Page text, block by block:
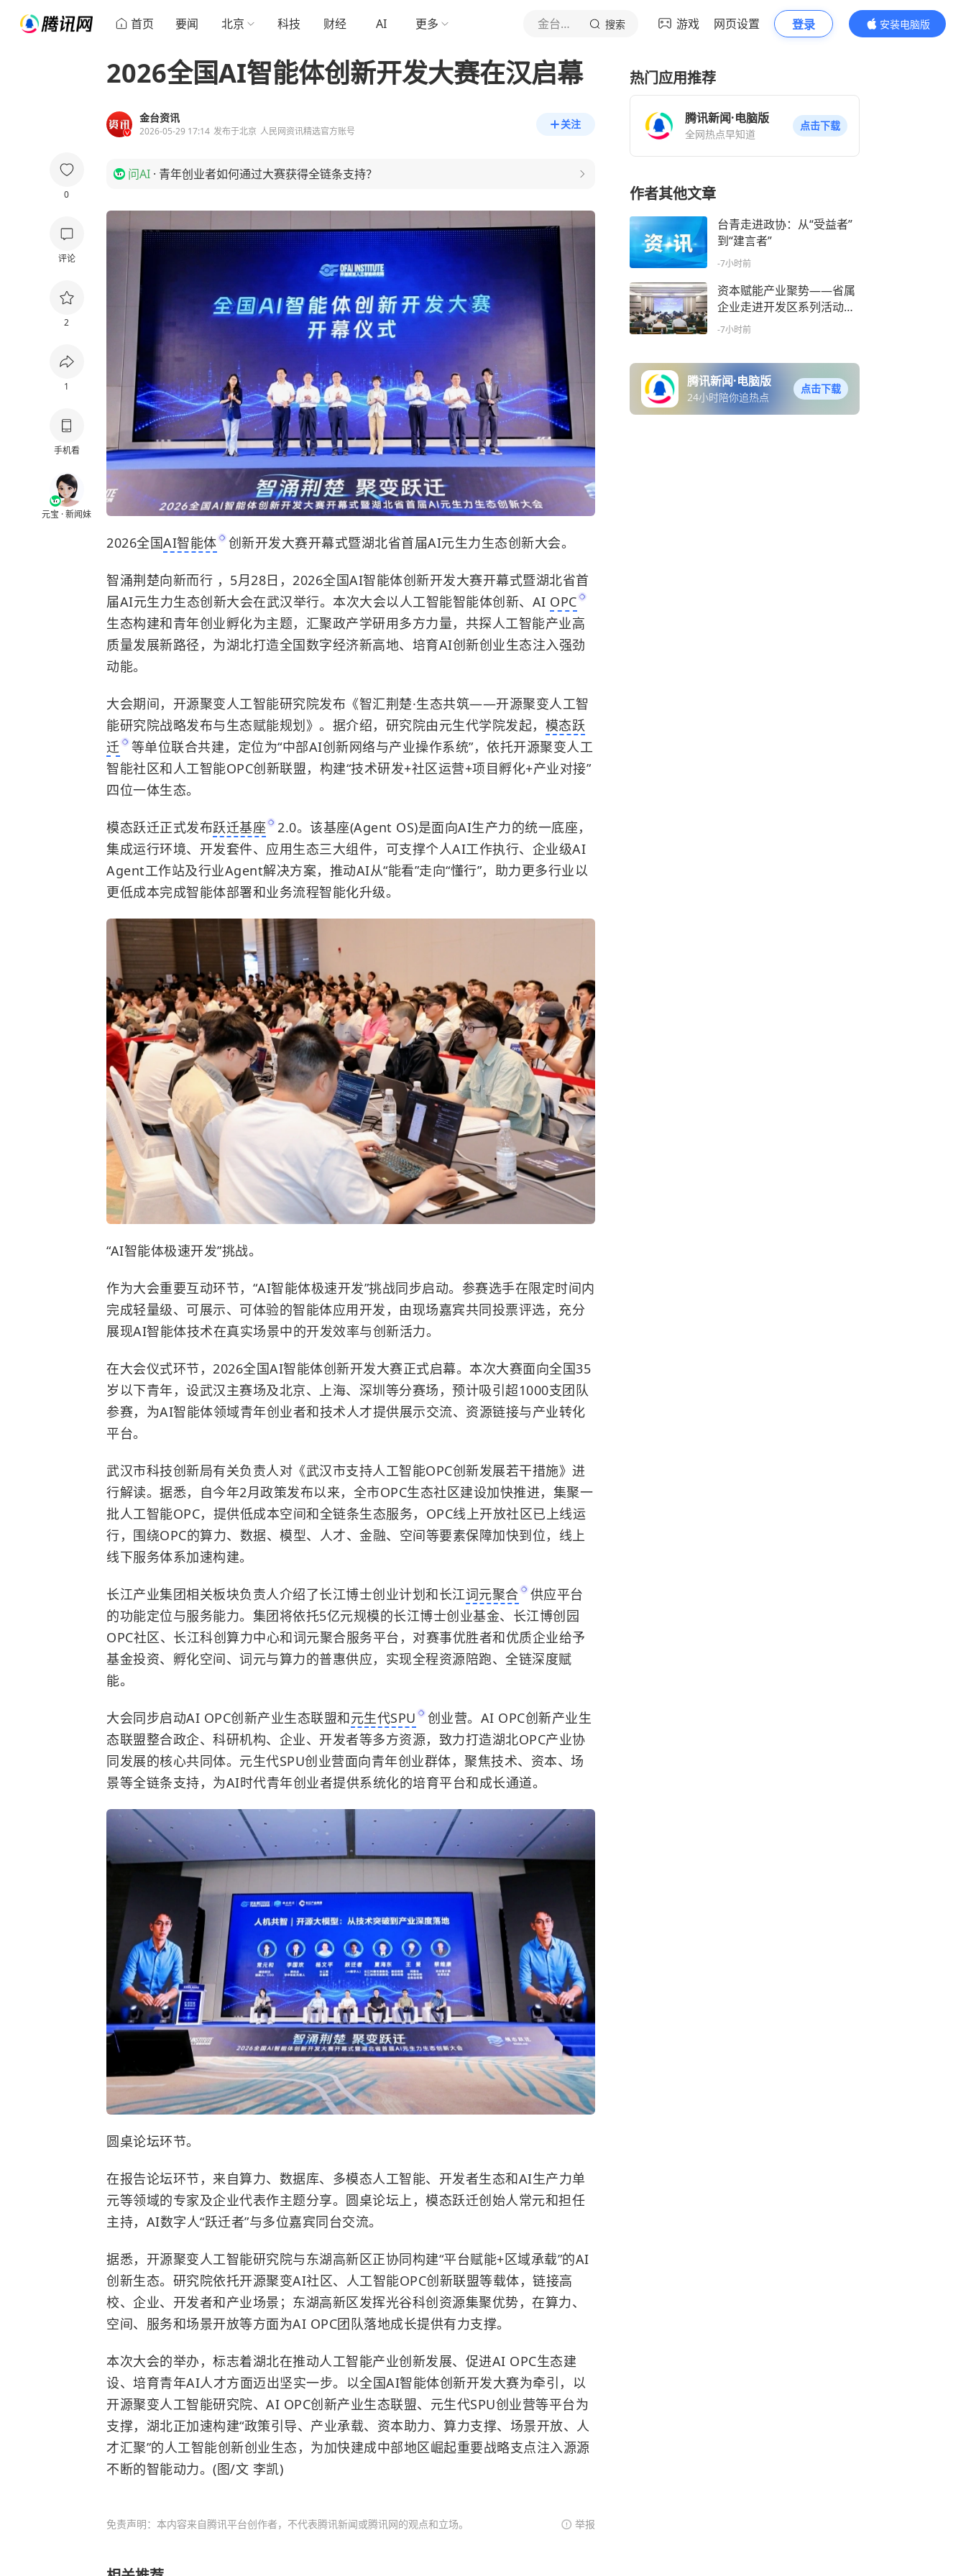
首页 要闻 北京 科技 财经 AI 更多 金台资讯 搜索 游戏 网页设置 登录
安装电脑版
内容更精彩
0
评论
2
1
手机看
元宝 · 新闻妹
2026全国AI智能体创新开发大赛在汉启幕
金台资讯
2026-05-29 17:14 发布于北京 人民网资讯精选官方账号
关注
问AI · 青年创业者如何通过大赛获得全链条支持？
2026全国AI智能体 创新开发大赛开幕式暨湖北省首届AI元生力生态创新大会。
智涌荆楚向新而行 ，5月28日，2026全国AI智能体创新开发大赛开幕式暨湖北省首
届AI元生力生态创新大会在武汉举行。本次大会以人工智能智能体创新、AI OPC
生态构建和青年创业孵化为主题，汇聚政产学研用多方力量，共探人工智能产业高
质量发展新路径，为湖北打造全国数字经济新高地、培育AI创新创业生态注入强劲
动能。
大会期间，开源聚变人工智能研究院发布《智汇荆楚·生态共筑——开源聚变人工智
能研究院战略发布与生态赋能规划》。据介绍，研究院由元生代学院发起， 模态跃
迁
等单位联合共建，定位为“中部AI创新网络与产业操作系统”，依托开源聚变人工
智能社区和人工智能OPC创新联盟，构建“技术研发+社区运营+项目孵化+产业对接”
四位一体生态。
模态跃迁正式发布跃迁基座
2.0。该基座(Agent OS)是面向AI生产力的统一底座，
集成运行环境、开发套件、应用生态三大组件，可支撑个人AI工作执行、企业级AI
Agent工作站及行业Agent解决方案，推动AI从“能看”走向“懂行”，助力更多行业以
更低成本完成智能体部署和业务流程智能化升级。
“AI智能体极速开发”挑战。
作为大会重要互动环节，“AI智能体极速开发”挑战同步启动。参赛选手在限定时间内
完成轻量级、可展示、可体验的智能体应用开发，由现场嘉宾共同投票评选，充分
展现AI智能体技术在真实场景中的开发效率与创新活力。
在大会仪式环节，2026全国AI智能体创新开发大赛正式启幕。本次大赛面向全国35
岁以下青年，设武汉主赛场及北京、上海、深圳等分赛场，预计吸引超1000支团队
参赛，为AI智能体领域青年创业者和技术人才提供展示交流、资源链接与产业转化
平台。
武汉市科技创新局有关负责人对《武汉市支持人工智能OPC创新发展若干措施》进
行解读。据悉，自今年2月政策发布以来，全市OPC生态社区建设加快推进，集聚一
批人工智能OPC，提供低成本空间和全链条生态服务，OPC线上开放社区已上线运
行，围绕OPC的算力、数据、模型、人才、金融、空间等要素保障加快到位，线上
线下服务体系加速构建。
长江产业集团相关板块负责人介绍了长江博士创业计划和长江词元聚合
供应平台
的功能定位与服务能力。集团将依托5亿元规模的长江博士创业基金、长江博创园
OPC社区、长江科创算力中心和词元聚合服务平台，对赛事优胜者和优质企业给予
基金投资、孵化空间、词元与算力的普惠供应，实现全程资源陪跑、全链深度赋
能。
大会同步启动AI OPC创新产业生态联盟和元生代SPU
创业营。AI OPC创新产业生
态联盟整合政企、科研机构、企业、开发者等多方资源，致力打造湖北OPC产业协
同发展的核心共同体。元生代SPU创业营面向青年创业群体，聚焦技术、资本、场
景等全链条支持，为AI时代青年创业者提供系统化的培育平台和成长通道。
圆桌论坛环节。
在报告论坛环节，来自算力、数据库、多模态人工智能、开发者生态和AI生产力单
元等领域的专家及企业代表作主题分享。圆桌论坛上，模态跃迁创始人常元和担任
主持，AI数字人“跃迁者”与多位嘉宾同台交流。
据悉，开源聚变人工智能研究院与东湖高新区正协同构建“平台赋能+区域承载”的AI
创新生态。研究院依托开源聚变AI社区、人工智能OPC创新联盟等载体，链接高
校、企业、开发者和产业场景；东湖高新区发挥光谷科创资源集聚优势，在算力、
空间、服务和场景开放等方面为AI OPC团队落地成长提供有力支撑。
本次大会的举办，标志着湖北在推动人工智能产业创新发展、促进AI OPC生态建
设、培育青年AI人才方面迈出坚实一步。以全国AI智能体创新开发大赛为牵引，以
开源聚变人工智能研究院、AI OPC创新产业生态联盟、元生代SPU创业营等平台为
支撑，湖北正加速构建“政策引导、产业承载、资本助力、算力支撑、场景开放、人
才汇聚”的人工智能创新创业生态，为加快建成中部地区崛起重要战略支点注入源源
不断的智能动力。(图/文 李凯)
免责声明：本内容来自腾讯平台创作者，不代表腾讯新闻或腾讯网的观点和立场。 举报
热门应用推荐
腾讯新闻·电脑版
全网热点早知道
点击下载
作者其他文章
台青走进政协：从“受益者”
到“建言者”
-7小时前
资本赋能产业聚势——省属
企业走进开发区系列活动成
功举办
-7小时前
腾讯新闻·电脑版
24小时陪你追热点
点击下载